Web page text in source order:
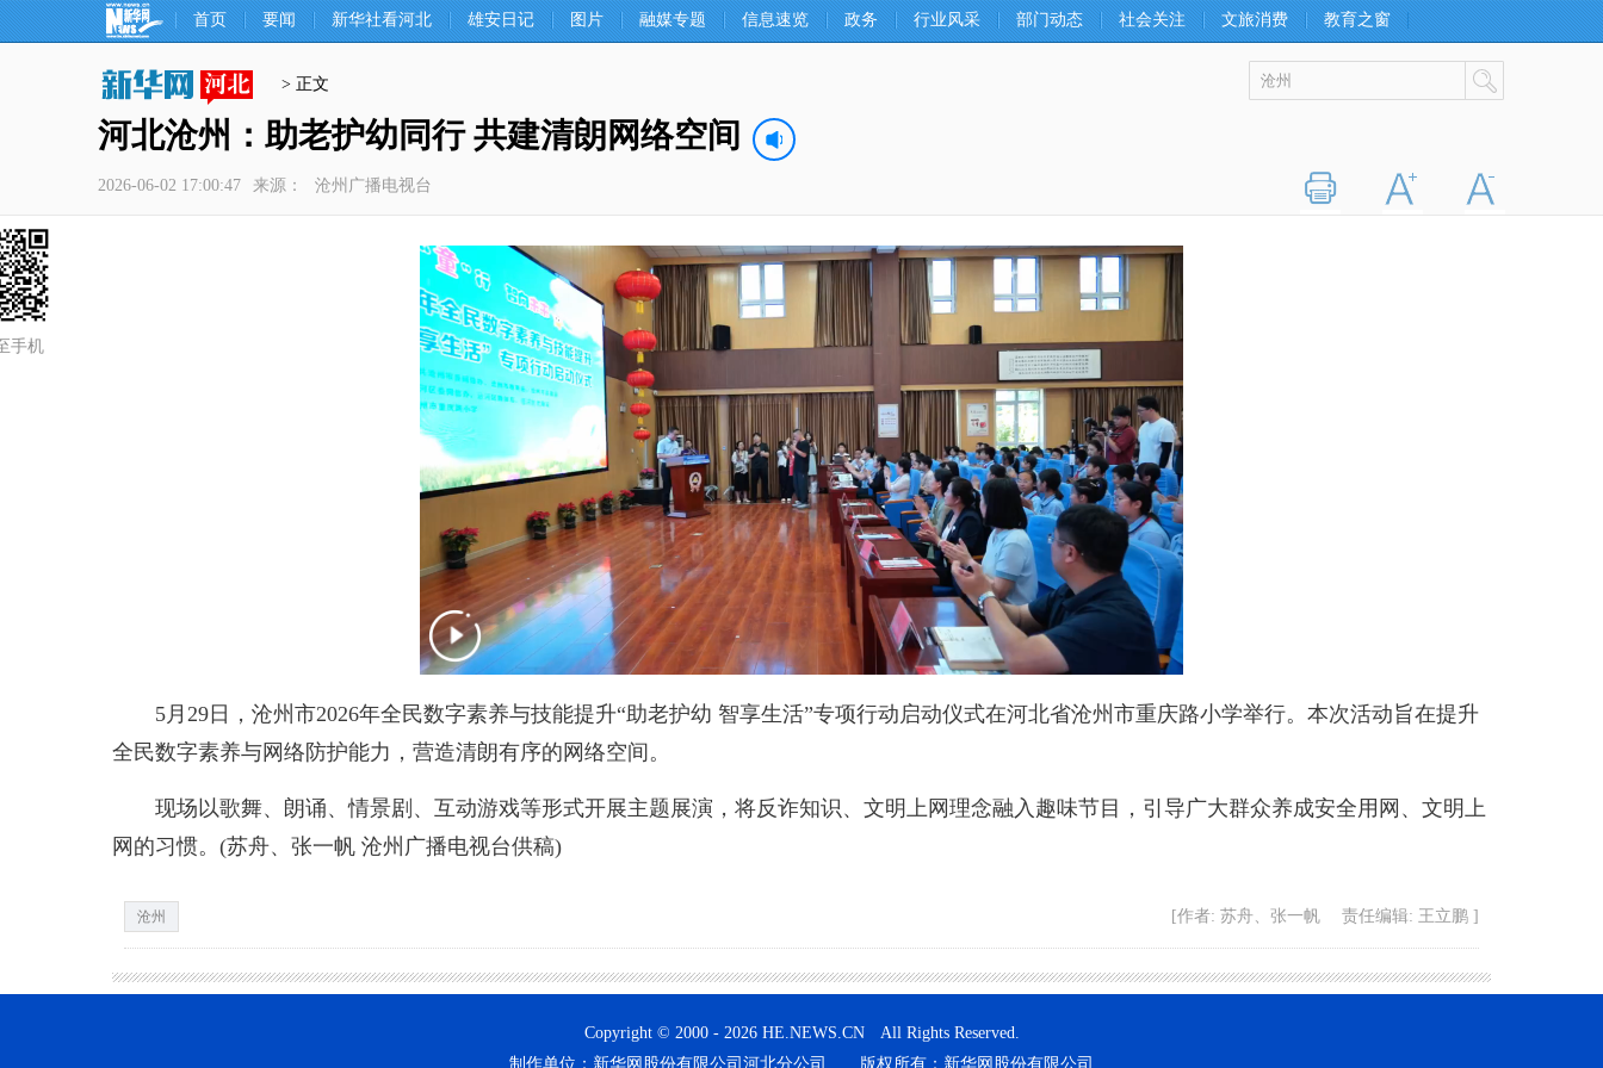
首页 要闻 新华社看河北 雄安日记 图片 融媒专题 信息速览 政务 行业风采 部门动态 社会关注 文旅消费 教育之窗
> 正文
河北沧州：助老护幼同行 共建清朗网络空间
2026-06-02 17:00:47 来源： 沧州广播电视台
手机
5月29日，沧州市2026年全民数字素养与技能提升“助老护幼 智享生活”专项行动启动仪式在河北省沧州市重庆路小学举行。本次活动旨在提升
全民数字素养与网络防护能力，营造清朗有序的网络空间。
现场以歌舞、朗诵、情景剧、互动游戏等形式开展主题展演，将反诈知识、文明上网理念融入趣味节目，引导广大群众养成安全用网、文明上
网的习惯。(苏舟、张一帆 沧州广播电视台供稿)
沧州 [作者: 苏舟、张一帆 责任编辑: 王立鹏 ]
Copyright © 2000 - 2026 HE.NEWS.CN All Rights Reserved.
制作单位：新华网股份有限公司河北分公司 版权所有：新华网股份有限公司